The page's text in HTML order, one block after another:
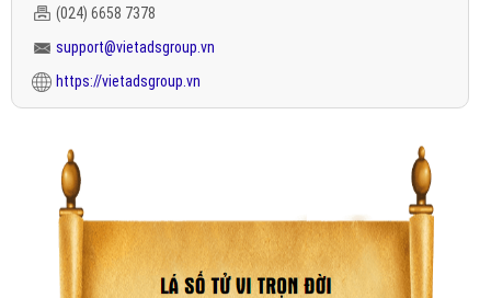
(024) 6658 7378
support@vietadsgroup.vn
https://vietadsgroup.vn